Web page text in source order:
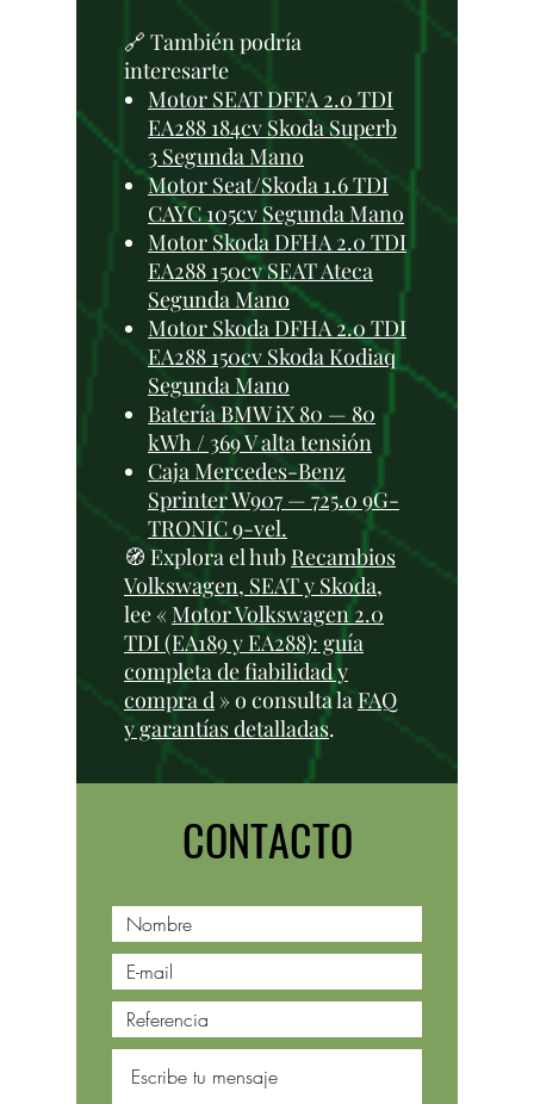
🔗 También podría
interesarte
Motor SEAT DFFA 2.0 TDI
EA288 184cv Skoda Superb
3 Segunda Mano
Motor Seat/Skoda 1.6 TDI
CAYC 105cv Segunda Mano
Motor Skoda DFHA 2.0 TDI
EA288 150cv SEAT Ateca
Segunda Mano
Motor Skoda DFHA 2.0 TDI
EA288 150cv Skoda Kodiaq
Segunda Mano
Batería BMW iX 80 — 80
kWh / 369 V alta tensión
Caja Mercedes-Benz
Sprinter W907 — 725.0 9G-
TRONIC 9-vel.
🧭 Explora el hub Recambios
Volkswagen, SEAT y Skoda,
lee « Motor Volkswagen 2.0
TDI (EA189 y EA288): guía
completa de fiabilidad y
compra d » o consulta laFAQ
y garantías detalladas.
CONTACTO